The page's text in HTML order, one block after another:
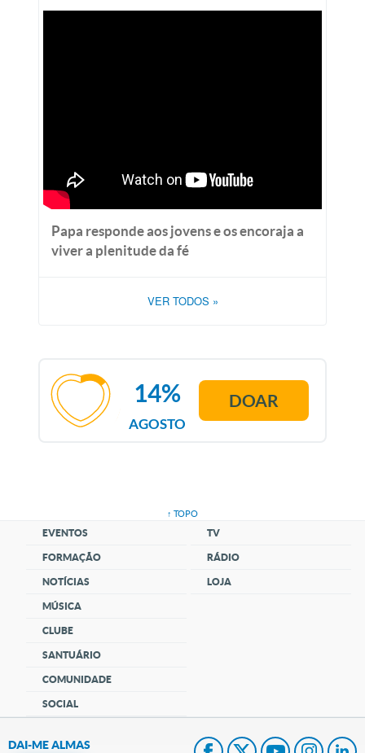
Papa responde aos jovens e os encoraja a
viver a plenitude da fé
VER TODOS »
AGOSTO
14% DOAR
↑ TOPO
EVENTOS
FORMAÇÃO
NOTÍCIAS
MÚSICA
CLUBE
SANTUÁRIO
COMUNIDADE
SOCIAL
TV
RÁDIO
LOJA
DAI-ME ALMAS